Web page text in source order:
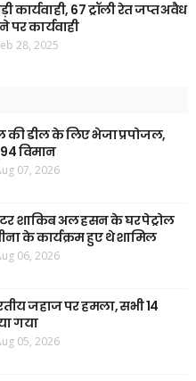
कार्यवाही, 67 ट्रॉली रेत जप्त अवैध
पर कार्यवाही
28, 2025
की डील के लिए भेजा प्रपोजल,
विमान
07, 2026
शाकिब अल हसन के घर पेट्रोल
के कार्यक्रम हुए थे शामिल
06, 2026
जहाज पर हमला, सभी 14
गया
05, 2026